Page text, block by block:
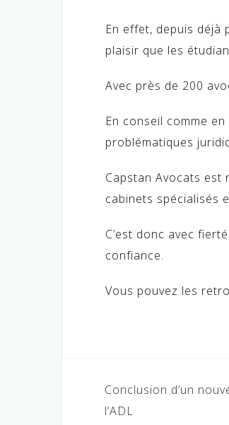
En effet, depuis déjà
plaisir que les
Avec près de 200
En conseil comme
problématiques
Capstan Avocats est
cabinets spécialisés
C’est donc avec
confiance.
Vous pouvez les
Navigation
de
Conclusion d’un
l’ADL